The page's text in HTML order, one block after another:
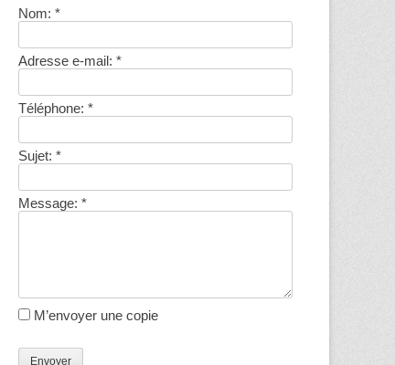
Nom: *
Adresse e-mail: *
Téléphone: *
Sujet: *
Message: *
M’envoyer une copie